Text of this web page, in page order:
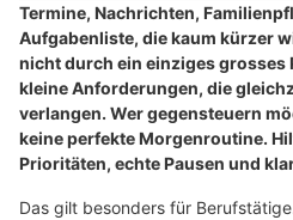
Termine, Nachrichten,
Aufgabenliste, die kaum kürzer
nicht durch ein einziges grosses
kleine Anforderungen, die
verlangen. Wer gegensteuern
keine perfekte Morgenroutine.
Prioritäten, echte Pausen und
Das gilt besonders für